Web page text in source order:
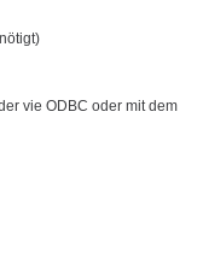
vie ODBC oder mit dem